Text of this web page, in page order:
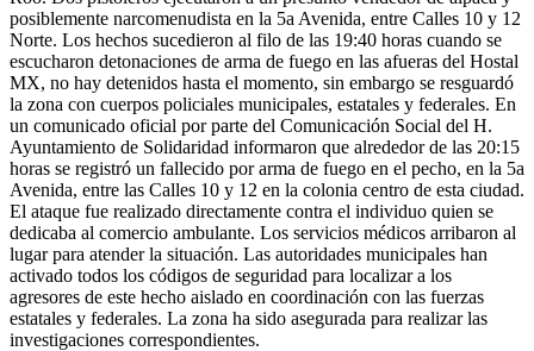
posiblemente narcomenudista en la 5a Avenida, entre Calles 10 y 12
Norte. Los hechos sucedieron al filo de las 19:40 horas cuando se
escucharon detonaciones de arma de fuego en las afueras del Hostal
MX, no hay detenidos hasta el momento, sin embargo se resguardó
la zona con cuerpos policiales municipales, estatales y federales. En
un comunicado oficial por parte del Comunicación Social del H.
Ayuntamiento de Solidaridad informaron que alrededor de las 20:15
horas se registró un fallecido por arma de fuego en el pecho, en la 5a
Avenida, entre las Calles 10 y 12 en la colonia centro de esta ciudad.
El ataque fue realizado directamente contra el individuo quien se
dedicaba al comercio ambulante. Los servicios médicos arribaron al
lugar para atender la situación. Las autoridades municipales han
activado todos los códigos de seguridad para localizar a los
agresores de este hecho aislado en coordinación con las fuerzas
estatales y federales. La zona ha sido asegurada para realizar las
investigaciones correspondientes.